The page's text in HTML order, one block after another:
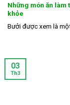
Những món ăn
khỏe
Bưởi được xem là
03
Th3